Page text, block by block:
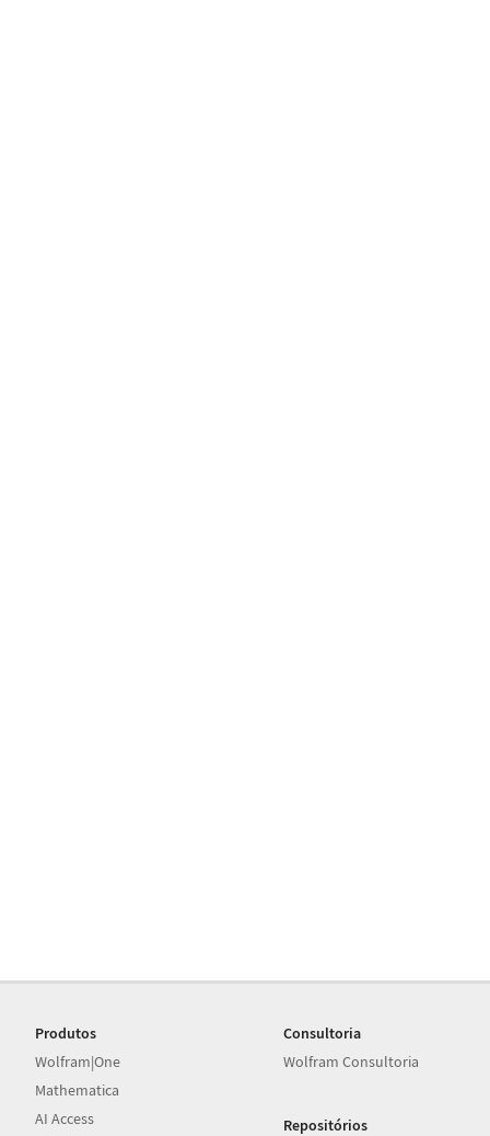
Produtos
Wolfram|One
Mathematica
AI Access
Consultoria
Wolfram Consultoria
Repositórios